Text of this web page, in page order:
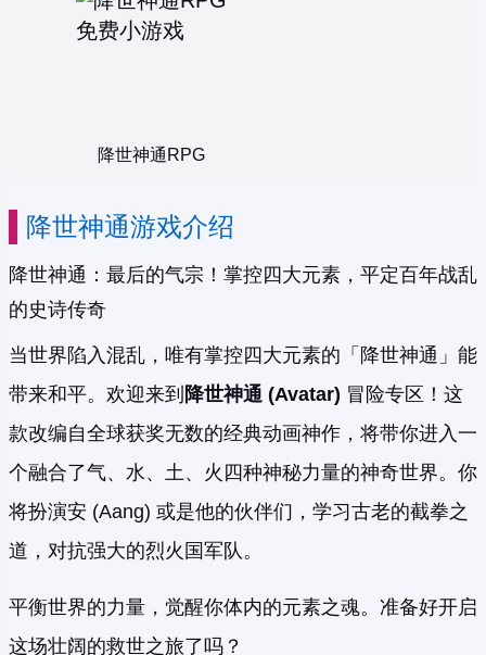
降世神通RPG
降世神通游戏介绍
降世神通：最后的气宗！掌控四大元素，平定百年战乱
的史诗传奇
当世界陷入混乱，唯有掌控四大元素的「降世神通」能
带来和平。欢迎来到 降世神通 (Avatar) 冒险专区！这
款改编自全球获奖无数的经典动画神作，将带你进入一
个融合了气、水、土、火四种神秘力量的神奇世界。你
将扮演安 (Aang) 或是他的伙伴们，学习古老的截拳之
道，对抗强大的烈火国军队。
平衡世界的力量，觉醒你体内的元素之魂。准备好开启
这场壮阔的救世之旅了吗？